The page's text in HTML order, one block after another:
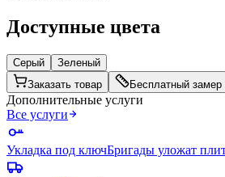
Доступные цвета
Серый
Зеленый
Заказать товар
Бесплатный замер
Дополнительные услуги
Все услуги
Укладка под ключБригады уложат